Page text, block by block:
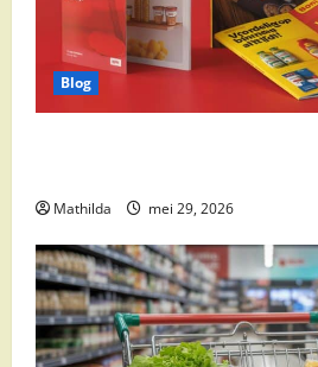
Blog
Mathilda mei 29, 2026